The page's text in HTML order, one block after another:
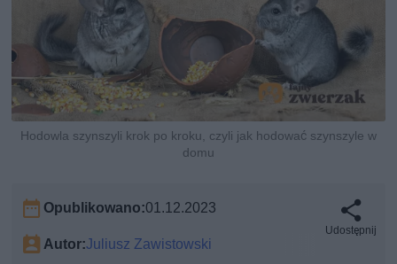
Hodowla szynszyli krok po kroku, czyli jak hodować szynszyle w
domu
Opublikowano:01.12.2023
Autor:Juliusz Zawistowski
Udostępnij